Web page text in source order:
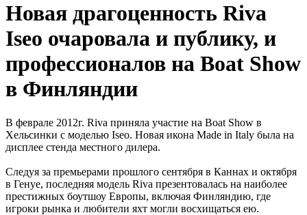
Новая драгоценность Riva
Iseo очаровала и публику, и
профессионалов на Boat Show
в Финляндии
В феврале 2012г. Riva приняла участие на Boat Show в
Хельсинки с моделью Iseo. Новая икона Made in Italy была на
дисплее стенда местного дилера.
Следуя за премьерами прошлого сентября в Каннах и октября
в Генуе, последняя модель Riva презентовалась на наиболее
престижных боутшоу Европы, включая Финляндию, где
игроки рынка и любители яхт могли восхищаться ею.